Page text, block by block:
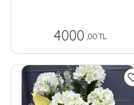
4000 ,00 TL